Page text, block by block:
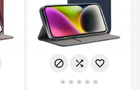
  
    